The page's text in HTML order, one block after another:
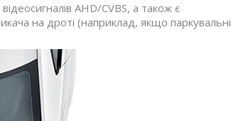
AHD/CVBS, а також є
на дроті (наприклад, якщо паркувальні